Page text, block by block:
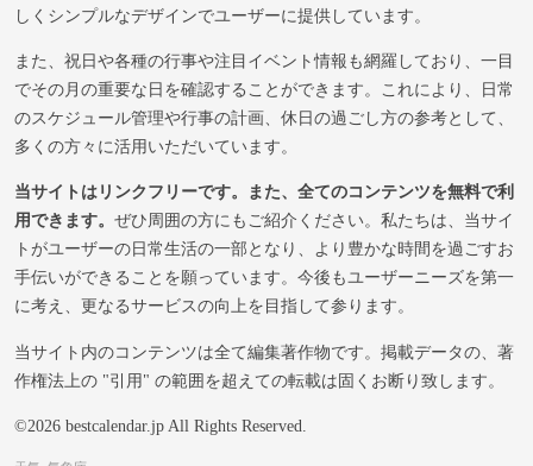
しくシンプルなデザインでユーザーに提供しています。
また、祝日や各種の行事や注目イベント情報も網羅しており、一目
でその月の重要な日を確認することができます。これにより、日常
のスケジュール管理や行事の計画、休日の過ごし方の参考として、
多くの方々に活用いただいています。
当サイトはリンクフリーです。また、全てのコンテンツを無料で利
用できます。 ぜひ周囲の方にもご紹介ください。私たちは、当サイ
トがユーザーの日常生活の一部となり、より豊かな時間を過ごすお
手伝いができることを願っています。今後もユーザーニーズを第一
に考え、更なるサービスの向上を目指して参ります。
当サイト内のコンテンツは全て編集著作物です。掲載データの、著
作権法上の "引用" の範囲を超えての転載は固くお断り致します。
©2026 bestcalendar.jp All Rights Reserved.